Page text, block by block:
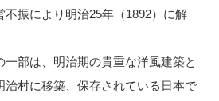
振により明治25年（1892）に解
部は、明治期の貴重な洋風建築と
治村に移築、保存されている日本で